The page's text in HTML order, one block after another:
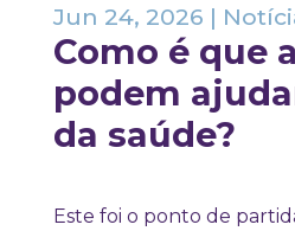
Como é que
podem
da saúde?
Jun 24, 2026 |
Este foi o ponto de